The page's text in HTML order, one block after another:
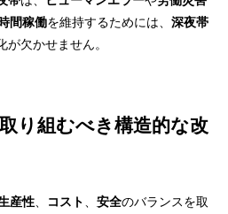
間稼働を維持するためには、 深夜帯
が欠かせません。
り組むべき構造的な改
産性、 コスト 安全のバランスを取